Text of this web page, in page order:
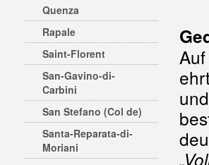
Quenza
Rapale
Saint-Florent
San-Gavino-di-
Carbini
San Stefano (Col de)
Santa-Reparata-di-
Moriani